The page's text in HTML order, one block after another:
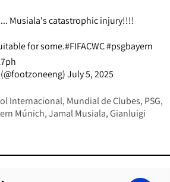
Musiala's catastrophic injury!!!!
for some.#FIFACWC#psgbayern
(@footzoneeng)July 5, 2025
Internacional Mundial de Clubes PSG
Múnich Jamal Musiala Gianluigi